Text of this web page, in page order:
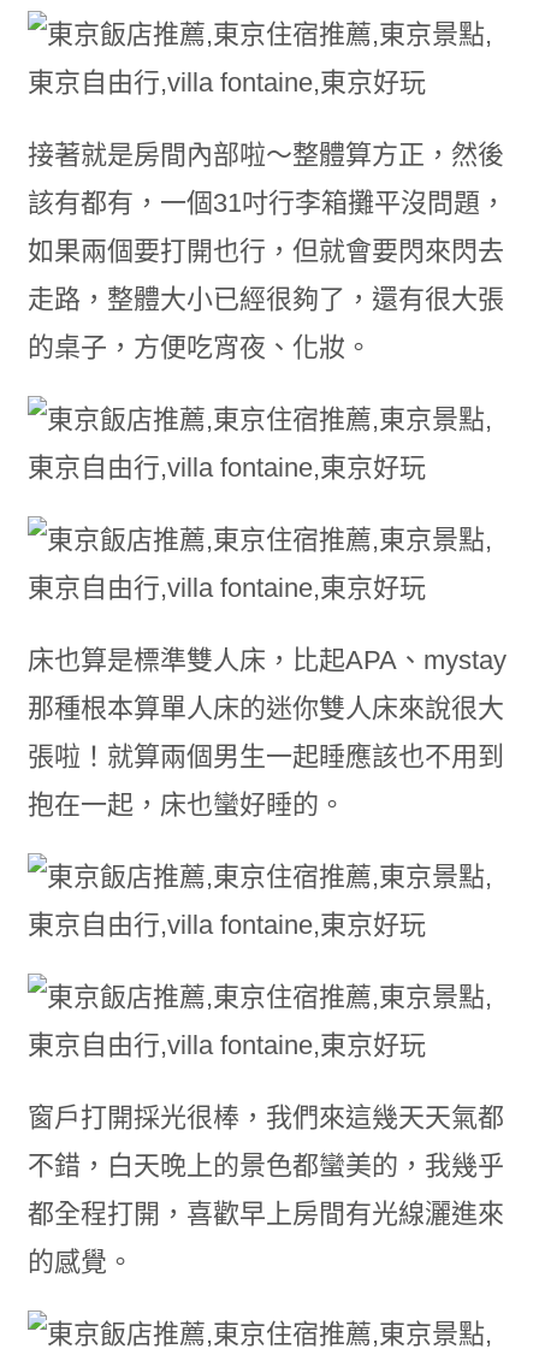
接著就是房間內部啦～整體算方正，然後
該有都有，一個31吋行李箱攤平沒問題，
如果兩個要打開也行，但就會要閃來閃去
走路，整體大小已經很夠了，還有很大張
的桌子，方便吃宵夜、化妝。
床也算是標準雙人床，比起APA、mystay
那種根本算單人床的迷你雙人床來說很大
張啦！就算兩個男生一起睡應該也不用到
抱在一起，床也蠻好睡的。
窗戶打開採光很棒，我們來這幾天天氣都
不錯，白天晚上的景色都蠻美的，我幾乎
都全程打開，喜歡早上房間有光線灑進來
的感覺。